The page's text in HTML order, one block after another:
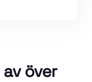
över